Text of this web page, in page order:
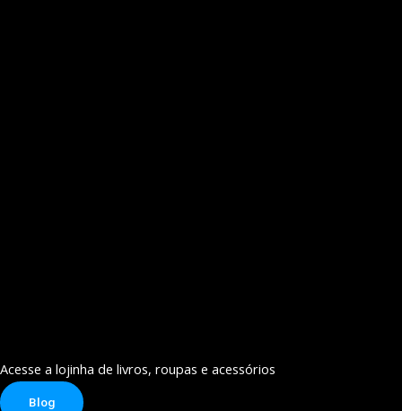
Acesse a lojinha de livros, roupas e acessórios
Blog